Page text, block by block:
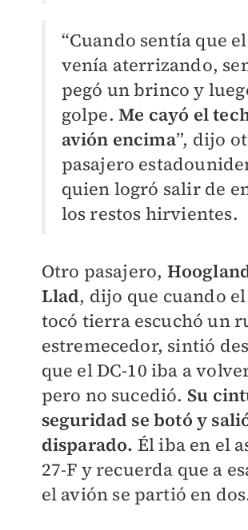
“Cuando sentía que
venía aterrizando,
pegó un brinco y
golpe. Me cayó el
avión encima”, dijo
pasajero
quien logró salir de
los restos hirvientes.
Otro pasajero,
Llad, dijo que cuando
tocó tierra escuchó un
estremecedor, sintió
que el DC-10 iba a
pero no sucedió. Su
seguridad se botó y
disparado. Él iba en el
27-F y recuerda que a
el avión se partió en